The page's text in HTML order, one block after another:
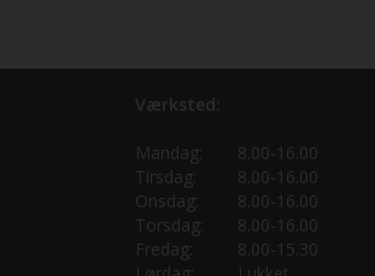
Værksted:
Mandag:
8.00-16.00
Tirsdag:
8.00-16.00
Onsdag:
8.00-16.00
Torsdag:
8.00-16.00
Fredag:
8.00-15.30